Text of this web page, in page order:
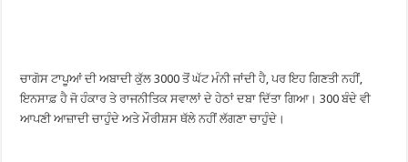
ਚਾਗੋਸ ਟਾਪੂਆਂ ਦੀ ਅਬਾਦੀ ਕੁੱਲ 3000 ਤੋਂ ਘੱਟ ਮੰਨੀ ਜਾਂਦੀ ਹੈ, ਪਰ ਇਹ ਗਿਣਤੀ ਨਹੀਂ,
ਇਨਸਾਫ਼ ਹੈ ਜੋ ਹੰਕਾਰ ਤੇ ਰਾਜਨੀਤਿਕ ਸਵਾਲਾਂ ਦੇ ਹੇਠਾਂ ਦਬਾ ਦਿੱਤਾ ਗਿਆ। 300 ਬੰਦੇ ਵੀ
ਆਪਣੀ ਆਜ਼ਾਦੀ ਚਾਹੁੰਦੇ ਅਤੇ ਮੌਰੀਸ਼ਸ ਥੱਲੇ ਨਹੀਂ ਲੱਗਣਾ ਚਾਹੁੰਦੇ।